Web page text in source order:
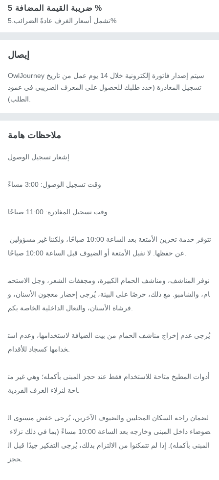
ضريبة القيمة المضافة 5 %
تشمل أسعار الغرف عادةً الضرائب.5%
إيصال
OwlJourney سيتم إصدار فاتورة إلكترونية خلال 14 يوم عمل من تاريخ
تسجيل المغادرة (حدد طلبك للحصول على المعرف الضريبي في عمود
ملاحظات هامة
إشعار تسجيل الوصول
وقت تسجيل الوصول: 3:00 مساءً
وقت تسجيل المغادرة: 11:00 صباحًا
عن حفظها. لا نقبل الأمتعة أو الضيوف قبل الساعة 10:00 صباحًا.
نوفر المناشف، ومناشف الحمام الكبيرة، ومجففات الشعر، وجل الاستحم
ام، والشامبو. مع ذلك، حرصًا على البيئة، يُرجى إحضار معجون الأسنان، و
فرشاة الأسنان، والنعال الداخلية الخاصة بكم.
يُرجى عدم إخراج مناشف الحمام من بيت الضيافة لاستخدامها، وعدم است
خدامها كسجاد للأقدام.
أدوات المطبخ متاحة للاستخدام فقط عند حجز المبنى بأكمله؛ وهي غير مت
احة لنزلاء الغرف الفردية.
لضمان راحة السكان المحليين والضيوف الآخرين، يُرجى خفض مستوى ال
المبنى بأكمله). إذا لم تتمكنوا من الالتزام بذلك، يُرجى التفكير جيدًا قبل ال
حجز.